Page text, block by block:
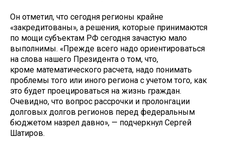
Он отметил, что сегодня регионы крайне
«закредитованы», а решения, которые принимаются
по мощи субъектам РФ сегодня зачастую мало
выполнимы. «Прежде всего надо ориентироваться
на слова нашего Президента о том, что,
кроме математического расчета, надо понимать
проблемы того или иного региона с учетом того, как
это будет проецироваться на жизнь граждан.
Очевидно, что вопрос рассрочки и пролонгации
долговых долгов регионов перед федеральным
бюджетом назрел давно», — подчеркнул Сергей
Шатиров.